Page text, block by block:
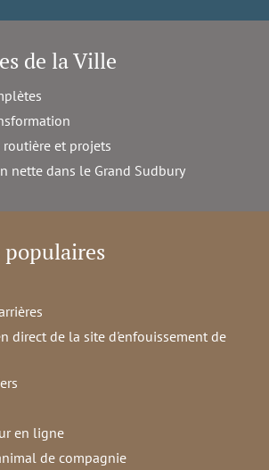
de la Ville
et projets
nette dans le Grand Sudbury
populaires
direct de la site d'enfouissement de
en ligne
de compagnie